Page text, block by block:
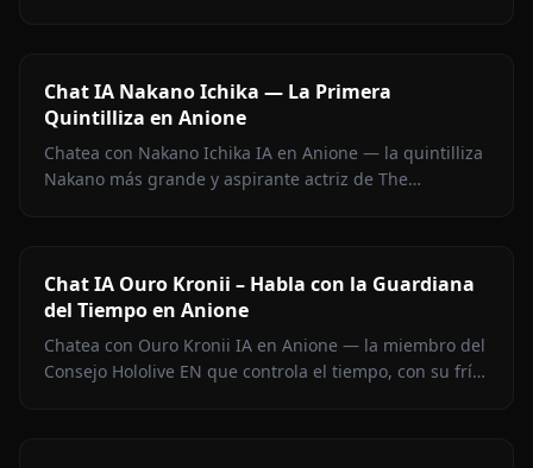
Chat IA Nakano Ichika — La Primera
Quintilliza en Anione
Chatea con Nakano Ichika IA en Anione — la quintilliza
Nakano más grande y aspirante actriz de The
Chat IA Ouro Kronii – Habla con la Guardiana
del Tiempo en Anione
Chatea con Ouro Kronii IA en Anione — la miembro del
Consejo Hololive EN que controla el tiempo, con su frío